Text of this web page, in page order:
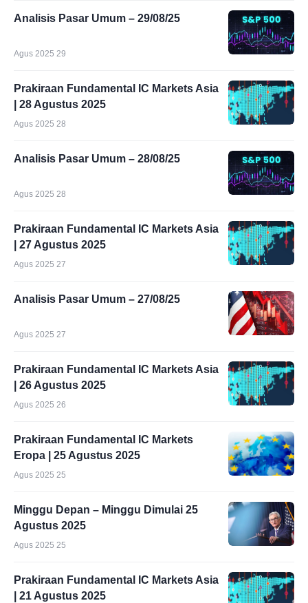
Analisis Pasar Umum – 29/08/25
Agus 2025 29
Prakiraan Fundamental IC Markets Asia
| 28 Agustus 2025
Agus 2025 28
Analisis Pasar Umum – 28/08/25
Agus 2025 28
Prakiraan Fundamental IC Markets Asia
| 27 Agustus 2025
Agus 2025 27
Analisis Pasar Umum – 27/08/25
Agus 2025 27
Prakiraan Fundamental IC Markets Asia
| 26 Agustus 2025
Agus 2025 26
Prakiraan Fundamental IC Markets
Eropa | 25 Agustus 2025
Agus 2025 25
Minggu Depan – Minggu Dimulai 25
Agustus 2025
Agus 2025 25
Prakiraan Fundamental IC Markets Asia
| 21 Agustus 2025